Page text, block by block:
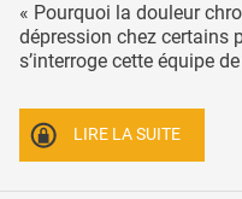
« Pourquoi la douleur
dépression chez certains
s’interroge cette équipe
LIRE LA SUITE